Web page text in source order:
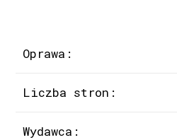
Oprawa:
Liczba stron:
Wydawca: